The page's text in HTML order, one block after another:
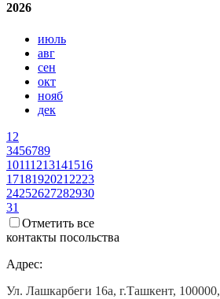
2026
июль
авг
сен
окт
нояб
дек
1 2
3456789
10111213141516
1718192021 2223
24252627282930
31
Отметить все
контакты посольства
Адрес:
Ул. Лашкарбеги 16а, г.Ташкент, 100000,